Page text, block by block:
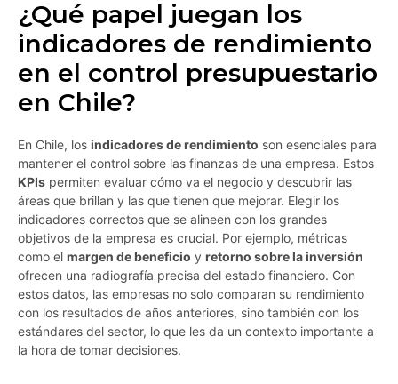
¿Qué papel juegan los
indicadores de rendimiento
en el control presupuestario
en Chile?
En Chile, los indicadores de rendimiento son esenciales para
mantener el control sobre las finanzas de una empresa. Estos
KPIs permiten evaluar cómo va el negocio y descubrir las
áreas que brillan y las que tienen que mejorar. Elegir los
indicadores correctos que se alineen con los grandes
objetivos de la empresa es crucial. Por ejemplo, métricas
como el margen de beneficio y retorno sobre la inversión
ofrecen una radiografía precisa del estado financiero. Con
estos datos, las empresas no solo comparan su rendimiento
con los resultados de años anteriores, sino también con los
estándares del sector, lo que les da un contexto importante a
la hora de tomar decisiones.